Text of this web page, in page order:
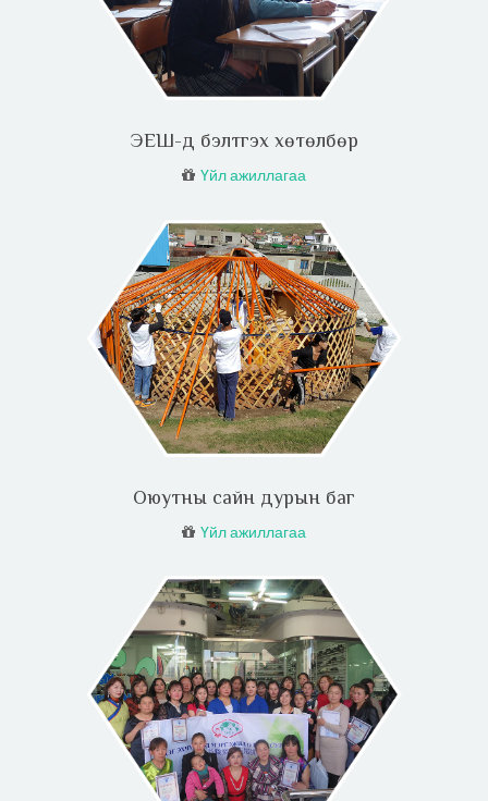
ЭЕШ-д бэлтгэх хөтөлбөр
Үйл ажиллагаа
Оюутны сайн дурын баг
Үйл ажиллагаа